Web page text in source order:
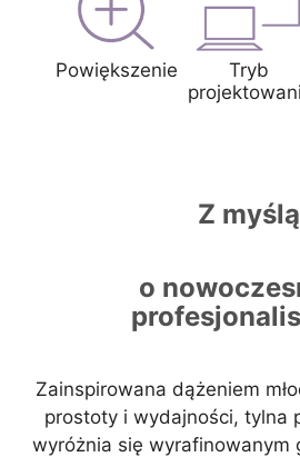
Powiększenie
Tryb
Z myślą
o
Zainspirowana dążeniem
prostoty i wydajności, tylna
wyróżnia się wyrafinowanym